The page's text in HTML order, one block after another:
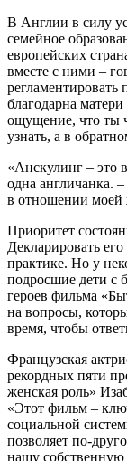
В Англии в силу
семейное
европейских
вместе с ними –
регламентировать
благодарна
ощущение, что ты
узнать, а в
«Анскулинг – это
одна англичанка.
в отношении
Приоритет
Декларировать его
практике. Но у
подросшие дети с
героев фильма
на вопросы,
время, чтобы
Французская
рекордных пяти
женская роль»
«Этот фильм –
социальной
позволяет по-
нашу